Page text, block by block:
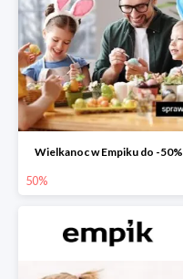
Wielkanoc w Empiku do -50%
50%